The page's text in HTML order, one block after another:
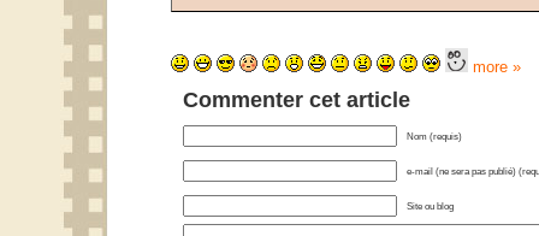
more »
Commenter cet article
Nom (requis)
e-mail (ne sera pas publié)
Site ou blog